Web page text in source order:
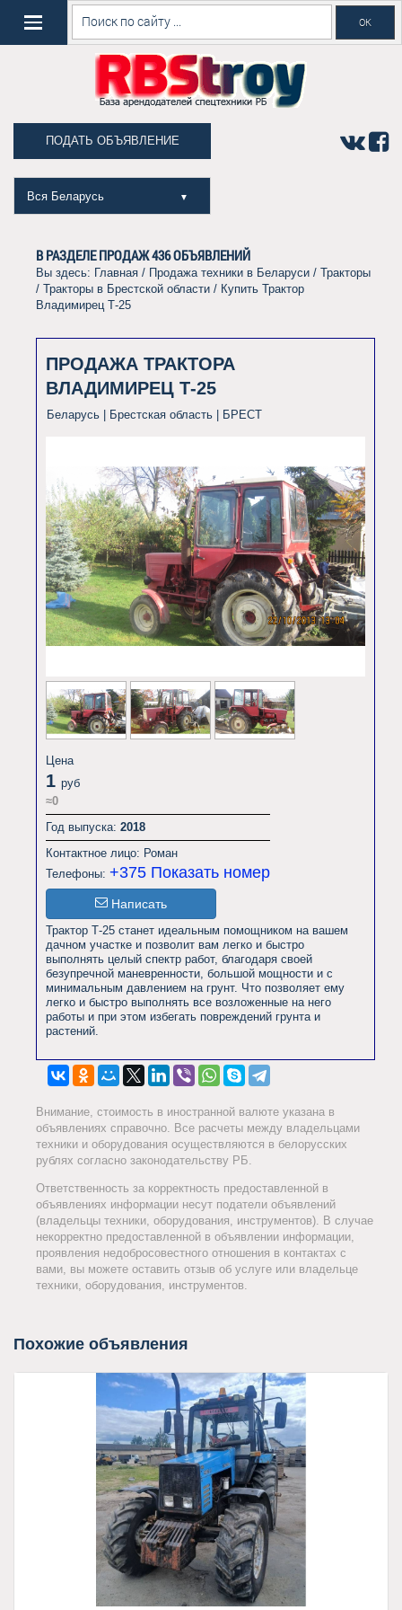
ПОДАТЬ ОБЪЯВЛЕНИЕ
Вся Беларусь ▼
В РАЗДЕЛЕ ПРОДАЖ436ОБЪЯВЛЕНИЙ
Вы здесь: Главная / Продажа техники в Беларуси / Тракторы
/ Тракторы в Брестской области / Купить Трактор
Владимирец Т-25
ПРОДАЖА ТРАКТОРА
ВЛАДИМИРЕЦ Т-25
Беларусь | Брестская область | БРЕСТ
Цена
1 руб
≈0
Год выпуска: 2018
Контактное лицо: Роман
Телефоны: +375 Показать номер
Написать
Трактор Т-25 станет идеальным помощником на вашем
дачном участке и позволит вам легко и быстро
выполнять целый спектр работ, благодаря своей
безупречной маневренности, большой мощности и с
минимальным давлением на грунт. Что позволяет ему
легко и быстро выполнять все возложенные на него
работы и при этом избегать повреждений грунта и
растений.
Внимание, стоимость в иностранной валюте указана в
объявлениях справочно. Все расчеты между владельцами
техники и оборудования осуществляются в белорусских
рублях согласно законодательству РБ.
Ответственность за корректность предоставленной в
объявлениях информации несут податели объявлений
(владельцы техники, оборудования, инструментов). В случае
некорректно предоставленной в объявлении информации,
проявления недобросовестного отношения в контактах с
вами, вы можете оставить отзыв об услуге или владельце
техники, оборудования, инструментов.
Похожие объявления